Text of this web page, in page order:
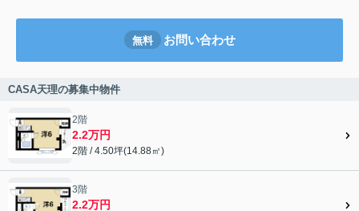
無料 お問い合わせ
CASA天理の募集中物件
2階
2.2万円
2階 / 4.50坪(14.88㎡)
3階
2.2万円